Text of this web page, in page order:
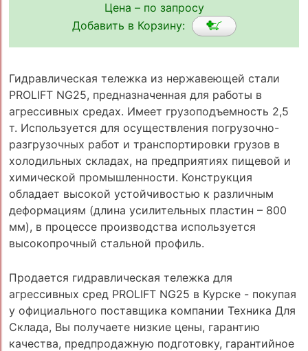
Цена – по запросу
Добавить в Корзину:
Гидравлическая тележка из нержавеющей стали
PROLIFT NG25, предназначенная для работы в
агрессивных средах. Имеет грузоподъемность 2,5
т. Используется для осуществления погрузочно-
разгрузочных работ и транспортировки грузов в
холодильных складах, на предприятиях пищевой и
химической промышленности. Конструкция
обладает высокой устойчивостью к различным
деформациям (длина усилительных пластин – 800
мм), в процессе производства используется
высокопрочный стальной профиль.
Продается гидравлическая тележка для
агрессивных сред PROLIFT NG25 в Курске - покупая
у официального поставщика компании Техника Для
Склада, Вы получаете низкие цены, гарантию
качества, предпродажную подготовку, гарантийное